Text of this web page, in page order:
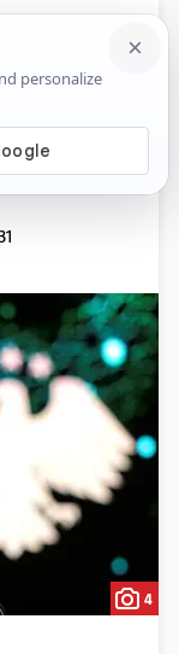
Komentari
bi
4